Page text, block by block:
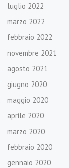
luglio 2022
marzo 2022
febbraio 2022
novembre 2021
agosto 2021
giugno 2020
maggio 2020
aprile 2020
marzo 2020
febbraio 2020
gennaio 2020